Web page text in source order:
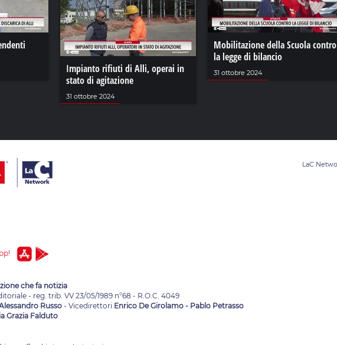
Mobilitazione della Scuola contro
la legge di bilancio
31 ottobre 2024
Impianto rifiuti di Alli, operai in
stato di agitazione
31 ottobre 2024
che fa notizia
- reg. trib. VV 23/05/1989 n°68 - R.O.C. 4049
Russo- Vicedirettori Enrico De Girolamo - Pablo Petrasso
Grazia Falduto